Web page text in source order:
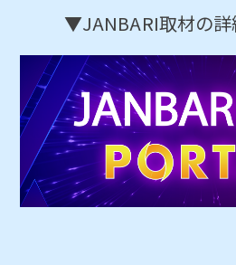
▼JANBARI取材の